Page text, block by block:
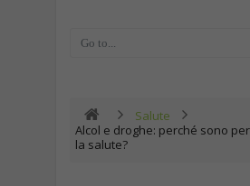
Salute
Alcol e droghe: perché sono
la salute?